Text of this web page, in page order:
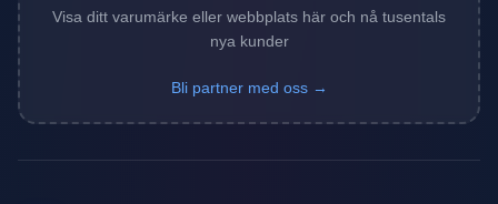
Visa ditt varumärke eller webbplats här och nå tusentals
nya kunder
Bli partner med oss →